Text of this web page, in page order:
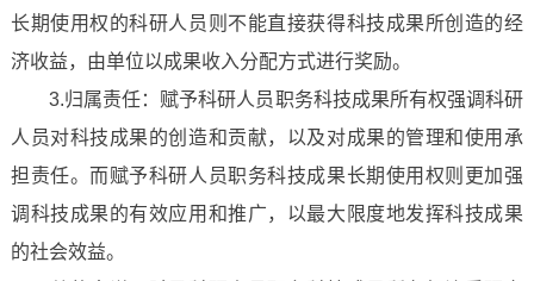
长期使用权的科研人员则不能直接获得科技成果所创造的经
济收益，由单位以成果收入分配方式进行奖励。
3.归属责任：赋予科研人员职务科技成果所有权强调科研
人员对科技成果的创造和贡献，以及对成果的管理和使用承
担责任。而赋予科研人员职务科技成果长期使用权则更加强
调科技成果的有效应用和推广，以最大限度地发挥科技成果
的社会效益。